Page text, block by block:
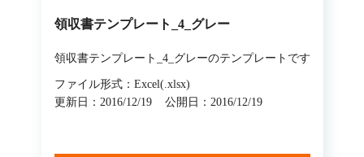
領収書テンプレート_4_グレー
領収書テンプレート_4_グレーのテンプレートです
ファイル形式：Excel(.xlsx)
更新日：2016/12/19
公開日：2016/12/19